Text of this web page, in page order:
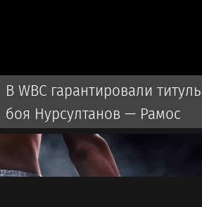
В WBC гарантировали
боя Нурсултанов — Рамос